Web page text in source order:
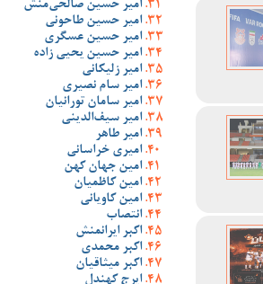
امیر حسین صالحی‌منش
امیر حسین طاحونی
امیر حسین عسگری
امیر حسین یحیی زاده
امیر زلیکانی
امیر سام نصیری
امیر سامان تورانیان
امیر سیف‌الدینی
امیر طاهر
امیری خراسانی
امین جهان کهن
امین کاظمیان
امین کاویانی
انتصاب
اکبر ایرانمنش
اکبر محمدی
اکبر میثاقیان
ایرج کهندل